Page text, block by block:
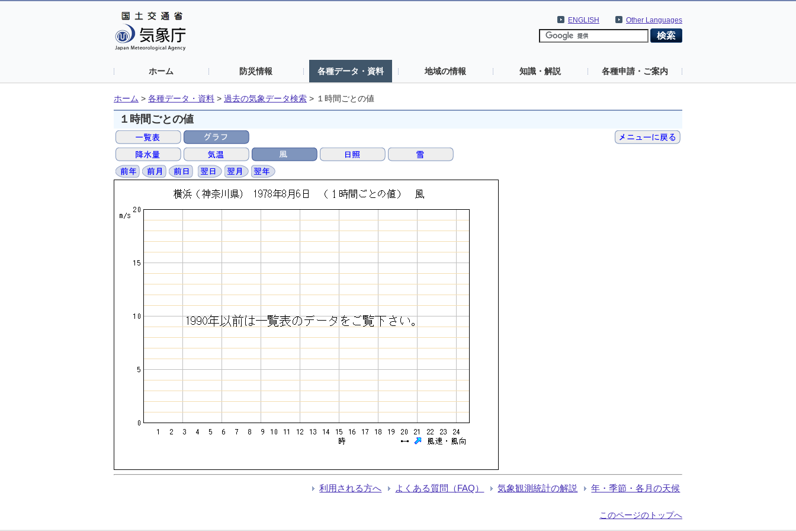
Other Languages
ENGLISH
ホーム 防災情報 各種データ・資料 地域の情報 知識・解説 各種申請・ご案内
ホーム > 各種データ・資料 > 過去の気象データ検索 > １時間ごとの値
１時間ごとの値
利用される方へ よくある質問（FAQ） 気象観測統計の解説 年・季節・各月の天候
このページのトップへ